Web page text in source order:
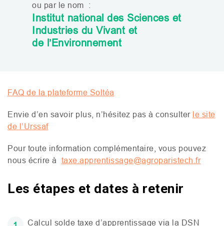
ou par le nom :
Institut national des Sciences et
Industries du Vivant et
de l’Environnement
FAQ de la plateforme Soltéa
Envie d’en savoir plus, n’hésitez pas à consulter le site
de l’Urssaf
Pour toute information complémentaire, vous pouvez
nous écrire à taxe.apprentissage@agroparistech.fr
Les étapes et dates à retenir
Calcul solde taxe d’apprentissage via la DSN